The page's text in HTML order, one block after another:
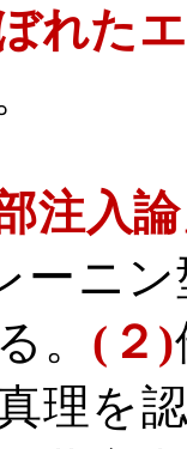
れた
注入論
ーニ
。 ( ２ )
理を